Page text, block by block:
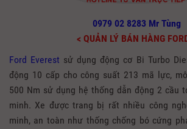
0979 02 8283 Mr Tùng
< QUẢN LÝ BÁN HÀNG
Ford Everest sử dụng động cơ Bi Turbo
động 10 cấp cho công suất 213 mã lực,
500 Nm sử dụng hệ thống dẫn động 2 cầu
minh. Xe đượctrang bị rất nhiều công
minh, an toàn như thống chống bó cứng